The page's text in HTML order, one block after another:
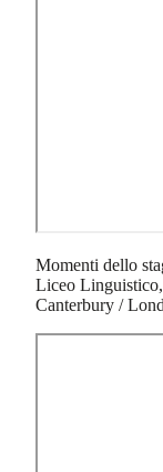
Momenti dello
Liceo Linguistico,
Canterbury /